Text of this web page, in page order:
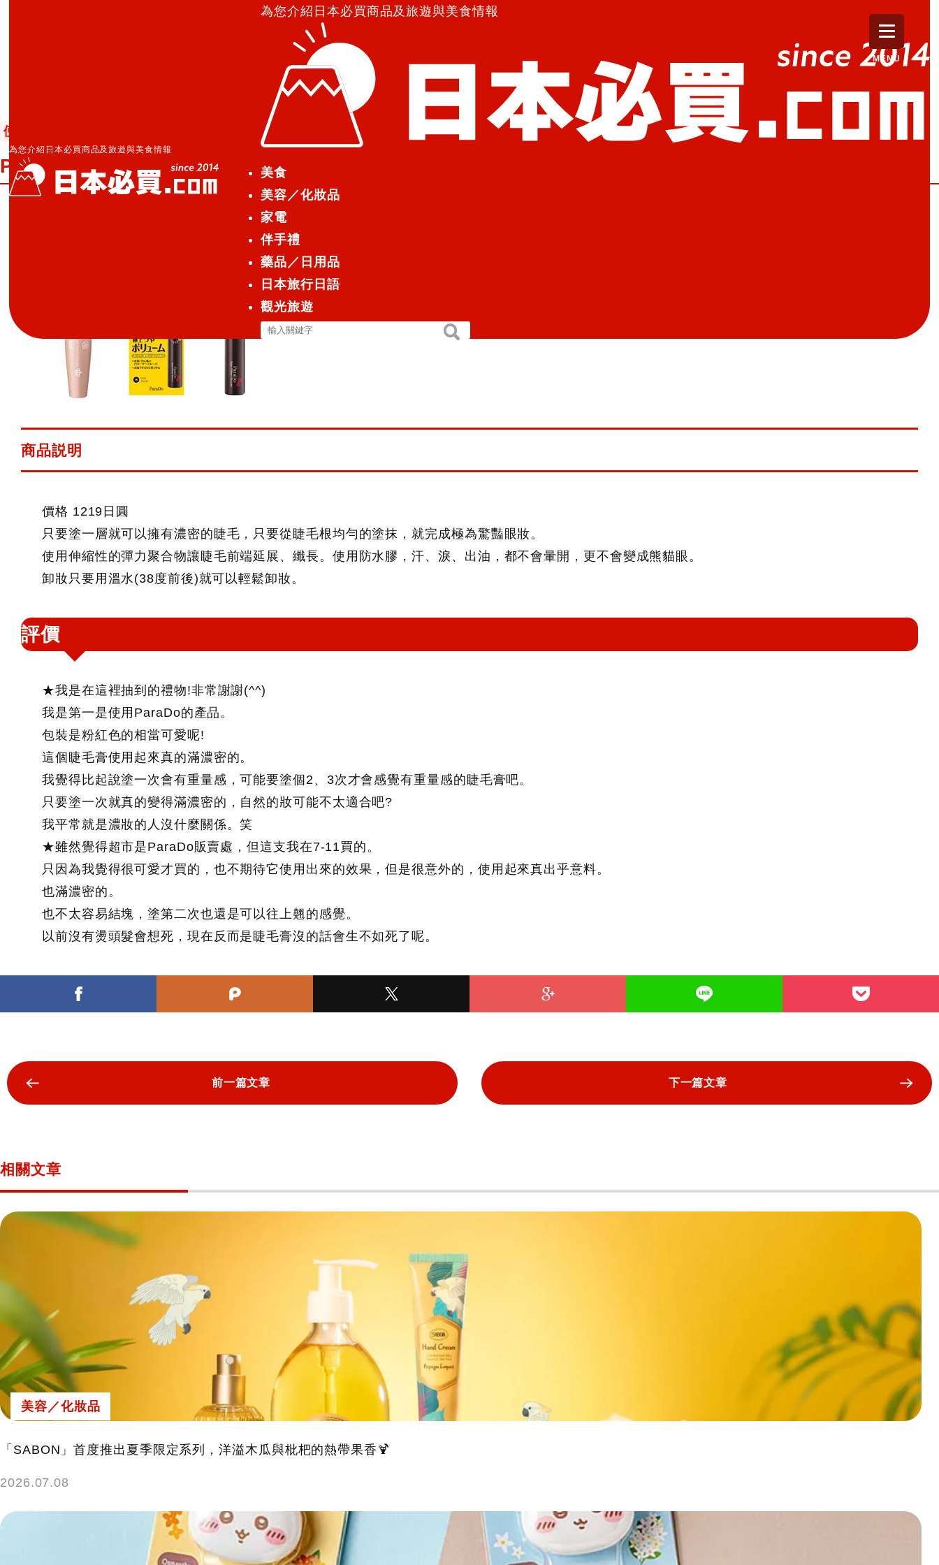
為您介紹日本必買商品及旅遊與美食情報
為您介紹日本必買商品及旅遊與美食情報
美食
美容／化妝品
家電
伴手禮
藥品／日用品
日本旅行日語
觀光旅遊
搜
搜
MENU
ParaDo 超濃密睫毛膏BK(スーパーボリュームマスカラ BK)
便利商店化妝品 2014.07.30
ParaDo 超濃密睫毛膏BK(スーパーボリュームマスカラ BK)
ParaDo 超濃密睫毛膏BK パラドゥ スーパーボリュームマスカラ BK
商品説明
價格 1219日圓
只要塗一層就可以擁有濃密的睫毛，只要從睫毛根均勻的塗抹，就完成極為驚豔眼妝。
使用伸縮性的彈力聚合物讓睫毛前端延展、纖長。使用防水膠，汗、淚、出油，都不會暈開，更不會變成熊貓眼。
卸妝只要用溫水(38度前後)就可以輕鬆卸妝。
評價
★我是在這裡抽到的禮物!非常謝謝(^^)
我是第一是使用ParaDo的產品。
包裝是粉紅色的相當可愛呢!
這個睫毛膏使用起來真的滿濃密的。
我覺得比起說塗一次會有重量感，可能要塗個2、3次才會感覺有重量感的睫毛膏吧。
只要塗一次就真的變得滿濃密的，自然的妝可能不太適合吧?
我平常就是濃妝的人沒什麼關係。笑
★雖然覺得超市是ParaDo販賣處，但這支我在7-11買的。
只因為我覺得很可愛才買的，也不期待它使用出來的效果，但是很意外的，使用起來真出乎意料。
也滿濃密的。
也不太容易結塊，塗第二次也還是可以往上翹的感覺。
以前沒有燙頭髮會想死，現在反而是睫毛膏沒的話會生不如死了呢。
前一篇文章 下一篇文章
相關文章
美容／化妝品
「SABON」首度推出夏季限定系列，洋溢木瓜與枇杷的熱帶果香🍹
2026.07.08